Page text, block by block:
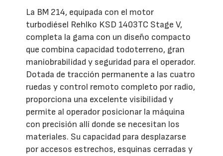
La BM 214, equipada con el motor
turbodiésel Rehlko KSD 1403TC Stage V,
completa la gama con un diseño compacto
que combina capacidad todoterreno, gran
maniobrabilidad y seguridad para el operador.
Dotada de tracción permanente a las cuatro
ruedas y control remoto completo por radio,
proporciona una excelente visibilidad y
permite al operador posicionar la máquina
con precisión allí donde se necesitan los
materiales. Su capacidad para desplazarse
por accesos estrechos, esquinas cerradas y